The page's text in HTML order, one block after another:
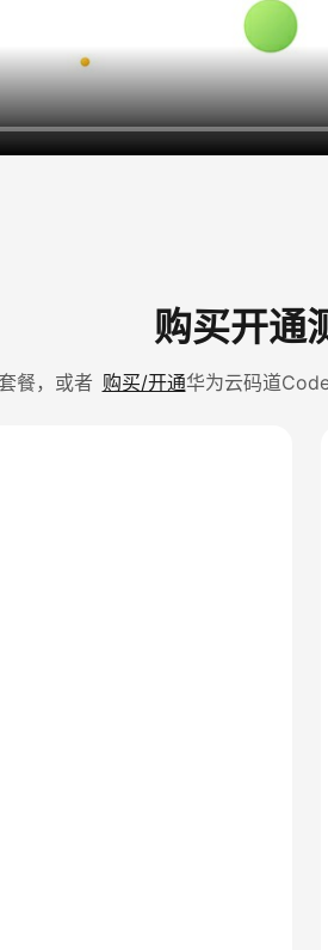
购买开通
餐，或者 购买/开通华为云码道